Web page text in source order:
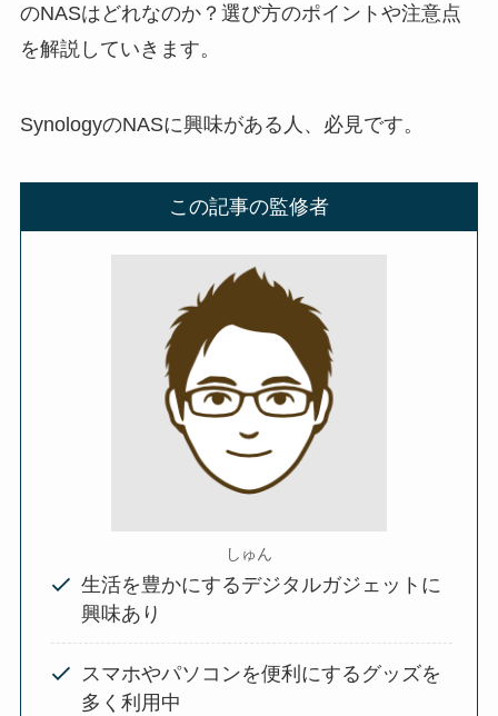
のNASはどれなのか？選び方のポイントや注意点
を解説していきます。
SynologyのNASに興味がある人、必見です。
この記事の監修者
しゅん
生活を豊かにするデジタルガジェットに
興味あり
スマホやパソコンを便利にするグッズを
多く利用中